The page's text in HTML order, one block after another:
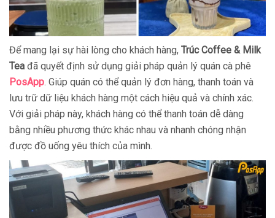
Để mang lại sự hài lòng cho khách hàng, Trúc Coffee & Milk
Tea đã quyết định sử dụng giải pháp quản lý quán cà phê
PosApp. Giúp quán có thể quản lý đơn hàng, thanh toán và
lưu trữ dữ liệu khách hàng một cách hiệu quả và chính xác.
Với giải pháp này, khách hàng có thể thanh toán dễ dàng
bằng nhiều phương thức khác nhau và nhanh chóng nhận
được đồ uống yêu thích của mình.